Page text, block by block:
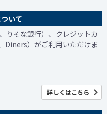
いて
りそな銀行）、クレジットカ
Diners）がご利用いただけま
詳しくはこちら